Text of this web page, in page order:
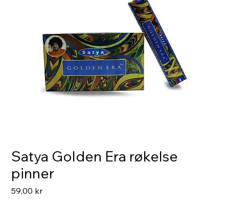
Satya Golden Era røkelse
pinner
59,00 krPris